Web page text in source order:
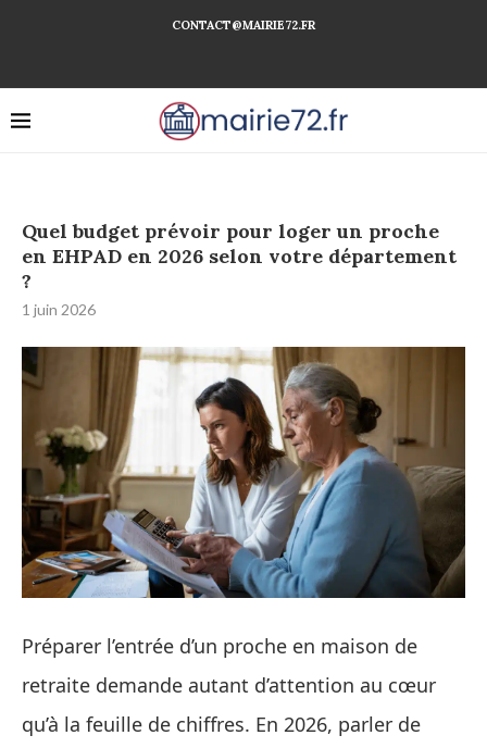
CONTACT@MAIRIE72.FR
Quel budget prévoir pour loger un proche
en EHPAD en 2026 selon votre département
?
1 juin 2026
Préparer l’entrée d’un proche en maison de
retraite demande autant d’attention au cœur
qu’à la feuille de chiffres. En 2026, parler de